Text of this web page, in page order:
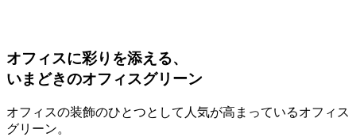
オフィスに彩りを添える、
いまどきのオフィスグリーン
オフィスの装飾のひとつとして人気が高まっているオフィス
グリーン。